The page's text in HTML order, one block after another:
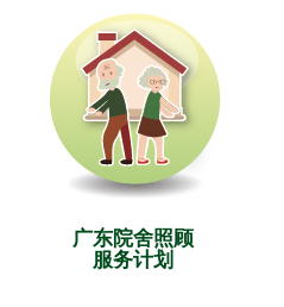
广东院舍照顾
服务计划